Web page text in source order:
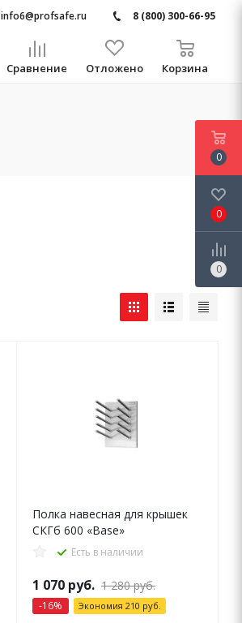
info6@profsafe.ru 8 (800) 300-66-95
Сравнение Отложено Корзина
Полка навесная для крышек
СКГб 600 «Base»
Есть в наличии
1 070 руб. 1 280руб.
-16% Экономия 210 руб.
0
0
0